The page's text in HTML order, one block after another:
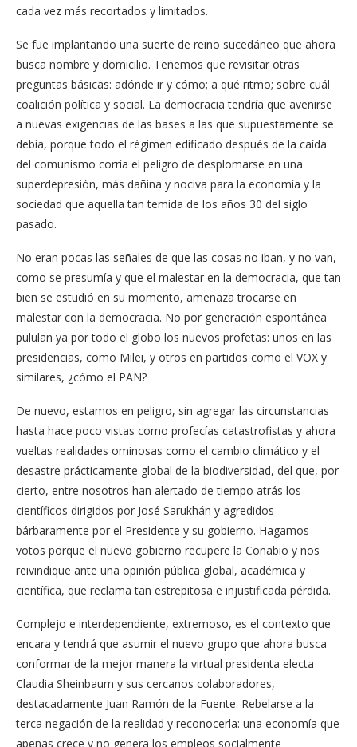
cada vez más recortados y limitados.
Se fue implantando una suerte de reino sucedáneo que ahora
busca nombre y domicilio. Tenemos que revisitar otras
preguntas básicas: adónde ir y cómo; a qué ritmo; sobre cuál
coalición política y social. La democracia tendría que avenirse
a nuevas exigencias de las bases a las que supuestamente se
debía, porque todo el régimen edificado después de la caída
del comunismo corría el peligro de desplomarse en una
superdepresión, más dañina y nociva para la economía y la
sociedad que aquella tan temida de los años 30 del siglo
pasado.
No eran pocas las señales de que las cosas no iban, y no van,
como se presumía y que el malestar en la democracia, que tan
bien se estudió en su momento, amenaza trocarse en
malestar con la democracia. No por generación espontánea
pululan ya por todo el globo los nuevos profetas: unos en las
presidencias, como Milei, y otros en partidos como el VOX y
similares, ¿cómo el PAN?
De nuevo, estamos en peligro, sin agregar las circunstancias
hasta hace poco vistas como profecías catastrofistas y ahora
vueltas realidades ominosas como el cambio climático y el
desastre prácticamente global de la biodiversidad, del que, por
cierto, entre nosotros han alertado de tiempo atrás los
científicos dirigidos por José Sarukhán y agredidos
bárbaramente por el Presidente y su gobierno. Hagamos
votos porque el nuevo gobierno recupere la Conabio y nos
reivindique ante una opinión pública global, académica y
científica, que reclama tan estrepitosa e injustificada pérdida.
Complejo e interdependiente, extremoso, es el contexto que
encara y tendrá que asumir el nuevo grupo que ahora busca
conformar de la mejor manera la virtual presidenta electa
Claudia Sheinbaum y sus cercanos colaboradores,
destacadamente Juan Ramón de la Fuente. Rebelarse a la
terca negación de la realidad y reconocerla: una economía que
apenas crece y no genera los empleos socialmente